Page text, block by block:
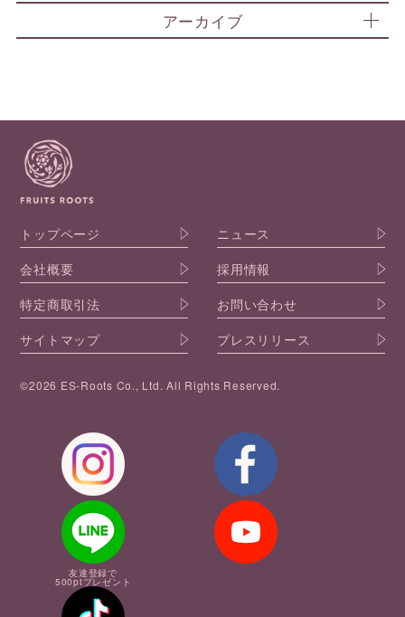
アーカイブ
トップページ
ニュース
会社概要
採用情報
特定商取引法
お問い合わせ
サイトマップ
プレスリリース
©2026 ES-Roots Co., Ltd. All Rights Reserved.
友達登録で
500ptプレゼント